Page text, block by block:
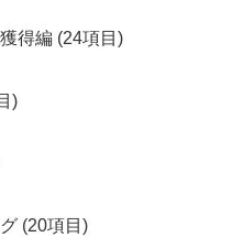
得編 (24項目)
)
(20項目)